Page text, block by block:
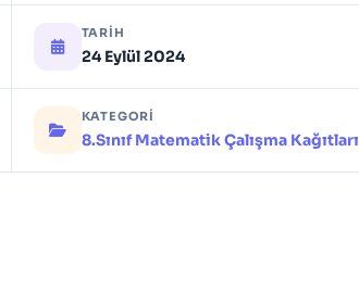
TARIH
24 Eylül 2024
KATEGORI
8.Sınıf Matematik Çalışma Kağıtları